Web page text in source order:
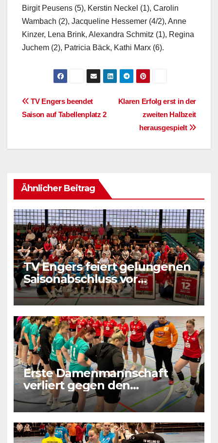
Birgit Peusens (5), Kerstin Neckel (1), Carolin
Wambach (2), Jacqueline Hessemer (4/2), Anne
Kinzer, Lena Brink, Alexandra Schmitz (1), Regina
Juchem (2), Patricia Bäck, Kathi Marx (6).
Beitragsnavigation
Klaren Erfolg erst in der
zweiten Halbzeit
herausgespielt
TV Engers beendet
Saison auf Tabellenplatz 2
Ähnlicher Beitrag
TV Engers feiert gelungenen
Saisonabschluss vor
heimischem Publikum
Erste Damenmannschaft
verliert gegen den
Tabellenletzten